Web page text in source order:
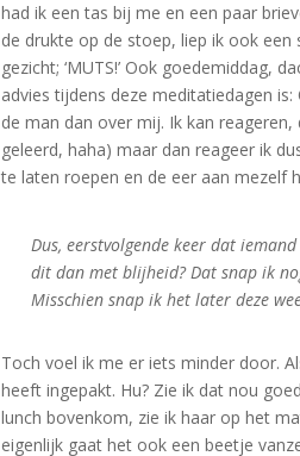
had ik een tas bij me en een paar
de drukte op de stoep, liep ik ook
gezicht; ‘MUTS!’ Ook goedemiddag,
advies tijdens deze meditatiedagen
de man dan over mij. Ik kan reageren,
geleerd, haha) maar dan reageer ik
te laten roepen en de eer aan mezelf
Dus, eerstvolgende keer dat
dit dan met blijheid? Dat snap ik
Misschien snap ik het later deze
Toch voel ik me er iets minder door.
heeft ingepakt. Hu? Zie ik dat nou
lunch bovenkom, zie ik haar op het
eigenlijk gaat het ook een beetje